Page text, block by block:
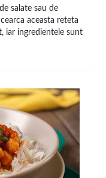
salate sau de
aceasta reteta
iar ingredientele sunt